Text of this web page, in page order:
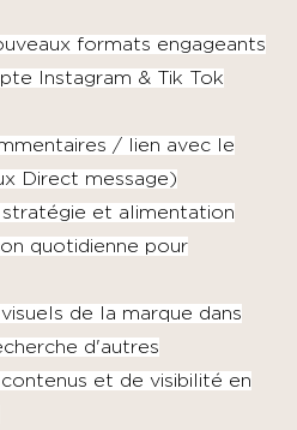
formats engageants
Instagram & Tik Tok
/ lien avec le
Direct message)
stratégie et alimentation
quotidienne pour
de la marque dans
d'autres
et de visibilité en